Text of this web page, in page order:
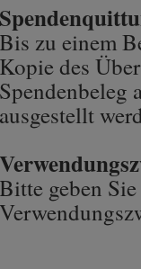
Bis zu einem
Kopie des
Spendenbeleg
ausgestellt
Bitte geben